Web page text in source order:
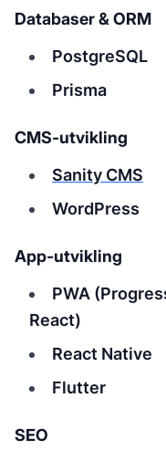
Databaser & ORM
PostgreSQL
Prisma
CMS-utvikling
Sanity CMS
WordPress
App-utvikling
PWA
React)
React Native
Flutter
SEO